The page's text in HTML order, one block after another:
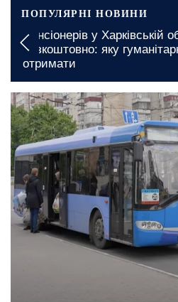
ПОПУЛЯРНІ НОВИНИ
Пенсіонерів у Харківській
безкоштовно: яку
отримати
сьогодні, 13:00